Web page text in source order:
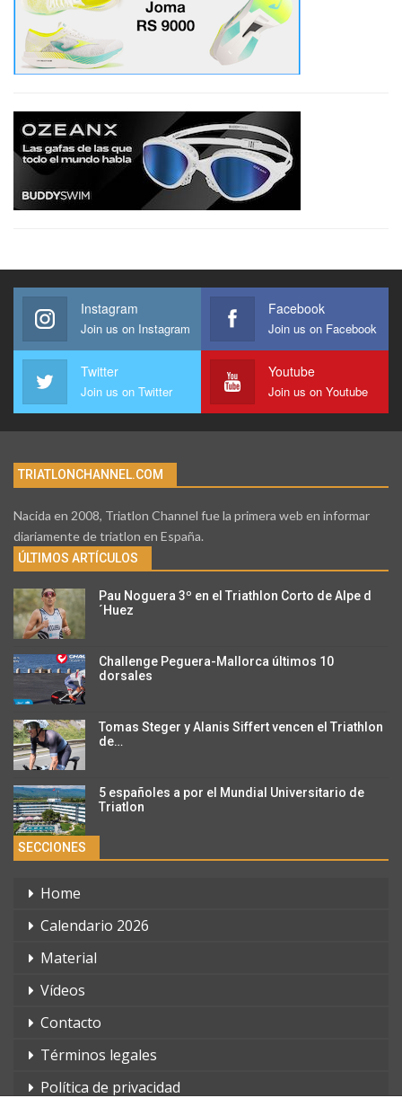
Instagram
Join us on Instagram
Facebook
Join us on Facebook
Twitter
Join us on Twitter
Youtube
Join us on Youtube
TRIATLONCHANNEL.COM
Nacida en 2008, Triatlon Channel fue la primera web en informar
diariamente de triatlon en España.
ÚLTIMOS ARTÍCULOS
Pau Noguera 3º en el Triathlon Corto de Alpe d
´Huez
Challenge Peguera-Mallorca últimos 10
dorsales
Tomas Steger y Alanis Siffert vencen el Triathlon
de…
5 españoles a por el Mundial Universitario de
Triatlon
SECCIONES
Home
Calendario 2026
Material
Vídeos
Contacto
Términos legales
Política de privacidad